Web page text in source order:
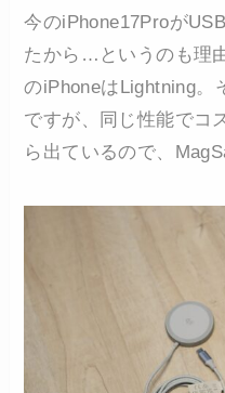
今のiPhone17Proが
たから…というのも理
のiPhoneはLightning。
ですが、同じ性能でコ
ら出ているので、